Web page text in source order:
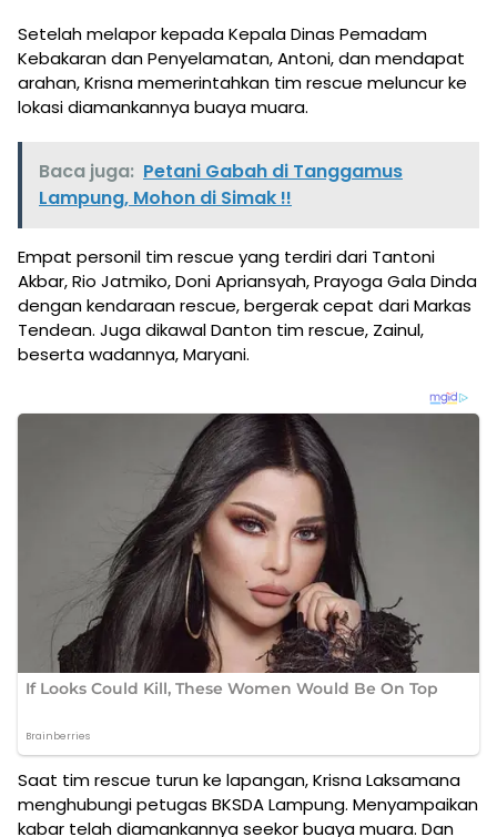
Setelah melapor kepada Kepala Dinas Pemadam
Kebakaran dan Penyelamatan, Antoni, dan mendapat
arahan, Krisna memerintahkan tim rescue meluncur ke
lokasi diamankannya buaya muara.
Baca juga: Petani Gabah di Tanggamus
Lampung, Mohon di Simak !!
Empat personil tim rescue yang terdiri dari Tantoni
Akbar, Rio Jatmiko, Doni Apriansyah, Prayoga Gala Dinda
dengan kendaraan rescue, bergerak cepat dari Markas
Tendean. Juga dikawal Danton tim rescue, Zainul,
beserta wadannya, Maryani.
Saat tim rescue turun ke lapangan, Krisna Laksamana
menghubungi petugas BKSDA Lampung. Menyampaikan
kabar telah diamankannya seekor buaya muara. Dan